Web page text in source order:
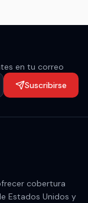
en tu correo
Suscribirse
cobertura
Estados Unidos y